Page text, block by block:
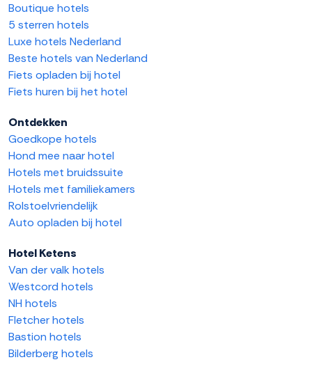
Boutique hotels
5 sterren hotels
Luxe hotels Nederland
Beste hotels van Nederland
Fiets opladen bij hotel
Fiets huren bij het hotel
Ontdekken
Goedkope hotels
Hond mee naar hotel
Hotels met bruidssuite
Hotels met familiekamers
Rolstoelvriendelijk
Auto opladen bij hotel
Hotel Ketens
Van der valk hotels
Westcord hotels
NH hotels
Fletcher hotels
Bastion hotels
Bilderberg hotels